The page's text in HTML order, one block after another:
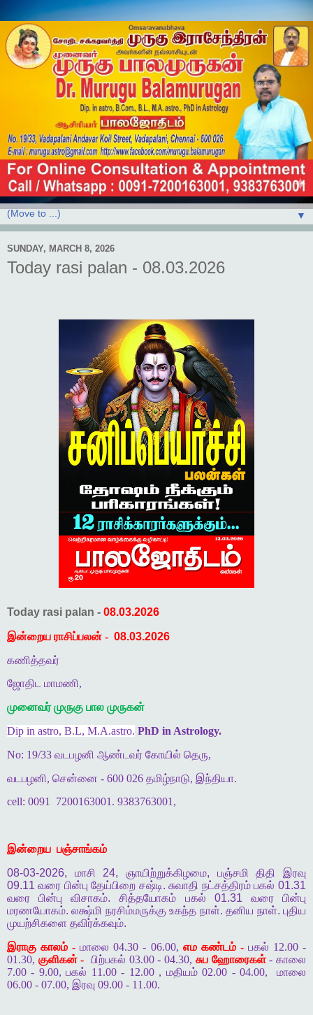
▼
SUNDAY, MARCH 8, 2026
Today rasi palan - 08.03.2026
Today rasi palan - 08.03.2026
இன்றைய ராசிப்பலன் - 08.03.2026
கணித்தவர்
ஜோதிட மாமணி,
முனைவர் முருகு பால முருகன்
Dip in astro, B.L, M.A.astro. PhD in Astrology.
No: 19/33 வடபழனி ஆண்டவர் கோயில் தெரு,
வடபழனி, சென்னை - 600 026 தமிழ்நாடு, இந்தியா.
cell: 0091 7200163001. 9383763001,
இன்றைய பஞ்சாங்கம்
08-03-2026, மாசி 24,ஞாயிற்றுக்கிழமை, பஞ்சமி திதி
இரவு
09.11வரை பின்பு தேய்பிறை சஷ்டி.சுவாதி நட்சத்திரம் பகல் 01.31
வரை
பின்பு விசாகம்.சித்தயோகம் பகல் 01.31 வரை
பின்பு
மரணயோகம்.லக்ஷ்மி நரசிம்மருக்கு உகந்த நாள்.தனிய நாள்.புதிய
முயற்சிகளை தவிர்க்கவும்.
இராகு காலம் - மாலை 04.30 - 06.00, எம கண்டம் -பகல் 12.00 -
01.30, குளிகன் - பிற்பகல் 03.00 - 04.30, சுப ஹோரைகள்- காலை
7.00 - 9.00, பகல் 11.00 - 12.00 , மதியம் 02.00 - 04.00,
மாலை
06.00 - 07.00, இரவு 09.00 - 11.00.